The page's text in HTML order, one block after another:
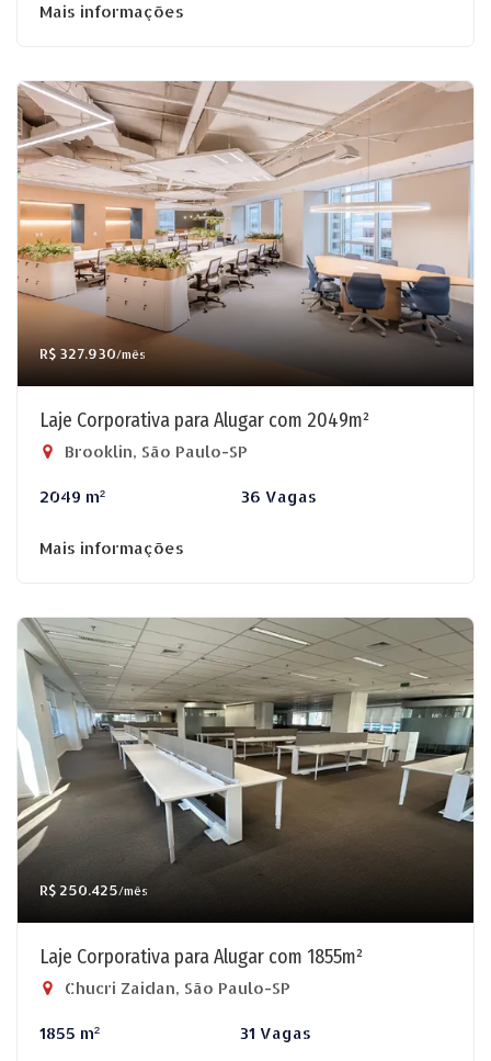
Mais informações
R$ 327.930/mês
Laje Corporativa para Alugar com 2049m²
Brooklin, São Paulo-SP
2049 m² 36 Vagas
Mais informações
R$ 250.425/mês
Laje Corporativa para Alugar com 1855m²
Chucri Zaidan, São Paulo-SP
1855 m² 31 Vagas